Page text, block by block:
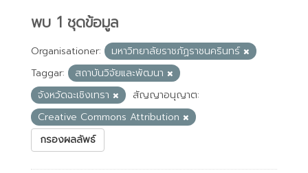
พบ 1 ชุดข้อมูล
Organisationer:
มหาวิทยาลัยราชภัฏราชนครินทร์
Taggar:
สถาบันวิจัยและพัฒนา
จังหวัดฉะเชิงเทรา
สัญญาอนุญาต:
Creative Commons Attribution
กรองผลลัพธ์